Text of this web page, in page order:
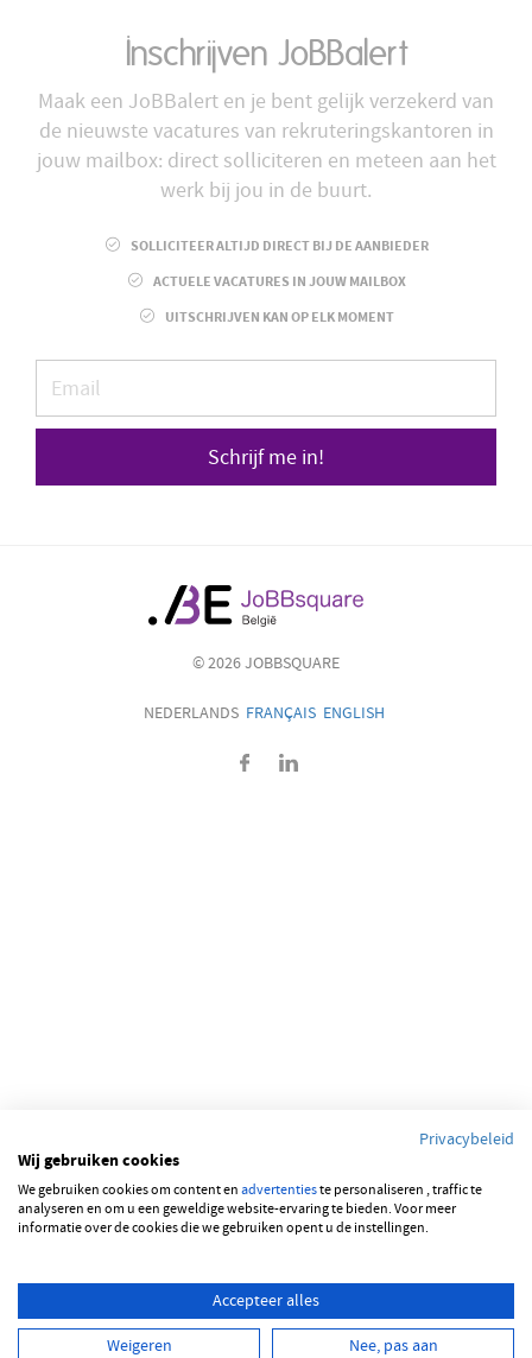
Inschrijven JoBBalert
Maak een JoBBalert en je bent gelijk verzekerd van
de nieuwste vacatures van rekruteringskantoren in
jouw mailbox: direct solliciteren en meteen aan het
werk bij jou in de buurt.
SOLLICITEER ALTIJD DIRECT BIJ DE AANBIEDER
ACTUELE VACATURES IN JOUW MAILBOX
UITSCHRIJVEN KAN OP ELK MOMENT
Schrijf me in!
© 2026 JOBBSQUARE
NEDERLANDS FRANÇAIS ENGLISH
Privacybeleid
Wij gebruiken cookies
We gebruiken cookies om content en advertentieste personaliseren , traffic te
analyseren en om u een geweldige website-ervaring te bieden. Voor meer
informatie over de cookies die we gebruiken opent u de instellingen.
Accepteer alles
Weigeren Nee, pas aan